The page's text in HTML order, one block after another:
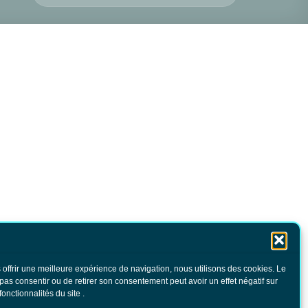
offrir une meilleure expérience de navigation, nous utilisons des cookies. Le
consentir ou de retirer son consentement peut avoir un effet négatif sur
du site .